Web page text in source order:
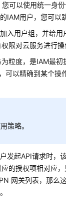
可以使用统一
用户，您可以
入用户组，并给
限对云服务进行操
粒度，是IAM最
可以精确到某个
策略。
发起API请求时，
的授权项相对应
网关列表，那么